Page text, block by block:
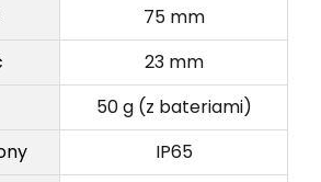
75 mm
23 mm
50 g (z bateriami)
IP65